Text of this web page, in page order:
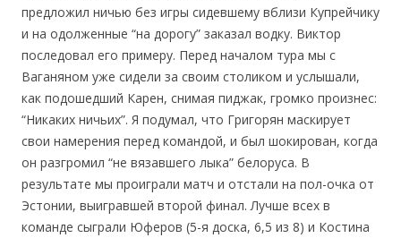
предложил ничью без игры сидевшему вблизи Купрейчику
и на одолженные “на дорогу” заказал водку. Виктор
последовал его примеру. Перед началом тура мы с
Ваганяном уже сидели за своим столиком и услышали,
как подошедший Карен, снимая пиджак, громко произнес:
“Никаких ничьих”. Я подумал, что Григорян маскирует
свои намерения перед командой, и был шокирован, когда
он разгромил “не вязавшего лыка” белоруса. В
результате мы проиграли матч и отстали на пол-очка от
Эстонии, выигравшей второй финал. Лучше всех в
команде сыграли Юферов (5-я доска, 6,5 из 8) и Костина